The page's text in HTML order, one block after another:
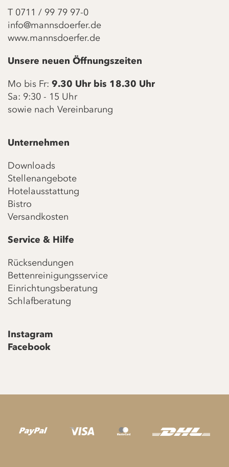
T 0711 / 99 79 97-0
info@mannsdoerfer.de
www.mannsdoerfer.de
Unsere neuen Öffnungszeiten
Mo bis Fr: 9.30 Uhr bis 18.30 Uhr
Sa: 9:30 - 15 Uhr
sowie nach Vereinbarung
Unternehmen
Downloads
Stellenangebote
Hotelausstattung
Bistro
Versandkosten
Service & Hilfe
Rücksendungen
Bettenreinigungsservice
Einrichtungsberatung
Schlafberatung
Instagram
Facebook